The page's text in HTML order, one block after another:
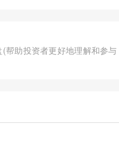
帮助投资者更好地理解和参与